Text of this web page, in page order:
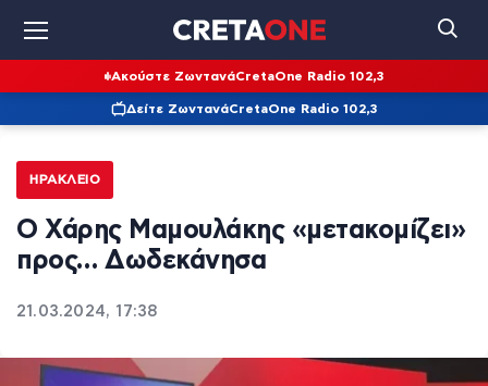
Ακούστε ΖωντανάCretaOne Radio 102,3
Δείτε ΖωντανάCretaOne Radio 102,3
ΗΡΆΚΛΕΙΟ
Ο Χάρης Μαμουλάκης «μετακομίζει»
προς… Δωδεκάνησα
21.03.2024, 17:38